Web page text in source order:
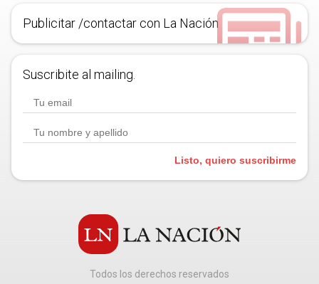
Publicitar /contactar con La Nación
Suscribite al mailing.
Listo, quiero suscribirme
Todos los derechos reservados